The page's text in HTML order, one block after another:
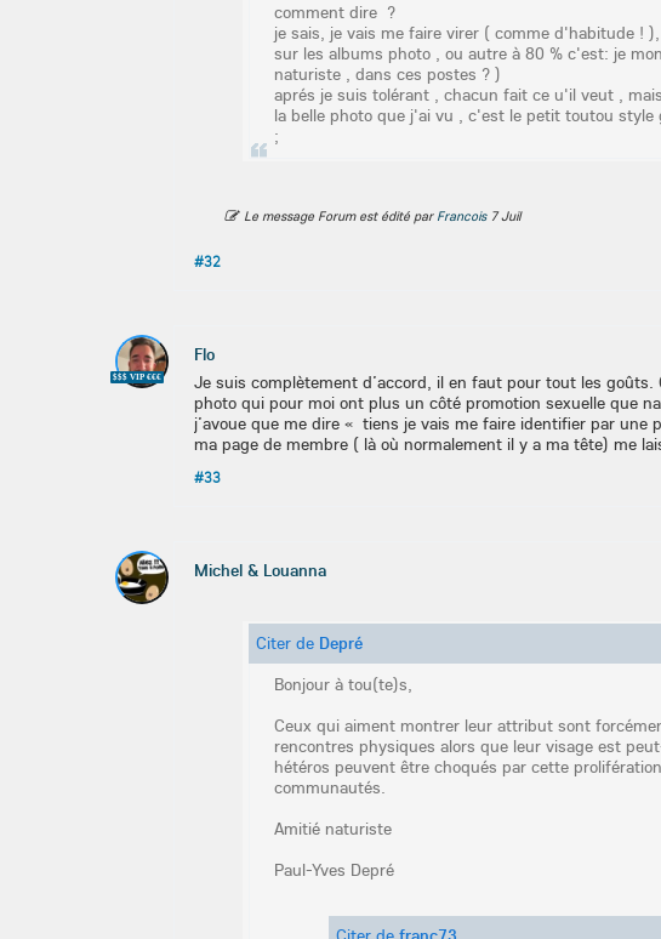
comment dire ?
je sais, je vais me faire virer ( comme d'habitude ! ),
sur les albums photo , ou autre à 80 % c'est: je
naturiste , dans ces postes ? )
aprés je suis tolérant , chacun fait ce u'il veut ,
la belle photo que j'ai vu , c'est le petit toutou style
;
Le message Forum est édité par Francois7 Juil
#32
$$$ VIP €€€
Flo
Je suis complètement d’accord, il en faut pour tout les
photo qui pour moi ont plus un côté promotion sexuelle que
j’avoue que me dire « tiens je vais me faire identifier par
ma page de membre ( là où normalement il y a ma tête) me
#33
Michel & Louanna
Citer de Depré
Bonjour à tou(te)s,
Ceux qui aiment montrer leur attribut sont
rencontres physiques alors que leur visage est
hétéros peuvent être choqués par cette
communautés.
Amitié naturiste
Paul-Yves Depré